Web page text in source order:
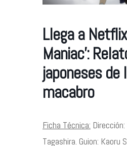
Llega a
Maniac’:
japoneses de
macabro
Ficha Técnica:
Tagashira. Guion: Kaoru
Contacto